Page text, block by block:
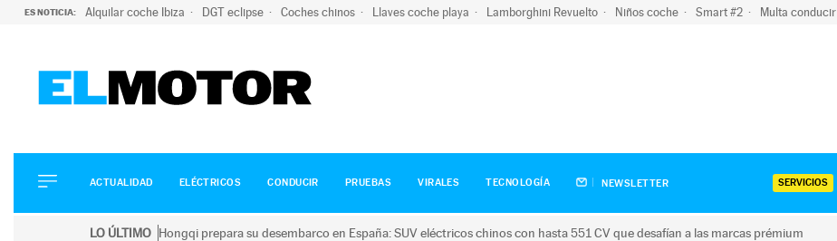
ES NOTICIA: Alquilar coche Ibiza DGT eclipse Coches chinos Llaves coche playa Lamborghini Revuelto Niños coche Smart #2 Multa conducir
ELÉCTRICOS
CONDUCIR
ACTUALIDAD ELÉCTRICOS CONDUCIR PRUEBAS VIRALES TECNOLOGÍA NEWSLETTER SERVICIOS
LO ÚLTIMO Hongqi prepara su desembarco en España: SUV eléctricos chinos con hasta 551 CV que desafían a las marcas prémium